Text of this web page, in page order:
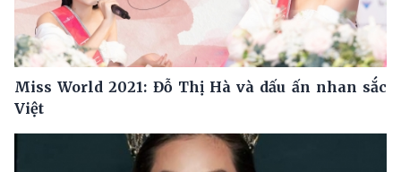
Miss World 2021: Đỗ Thị Hà và dấu ấn nhan sắc
Việt